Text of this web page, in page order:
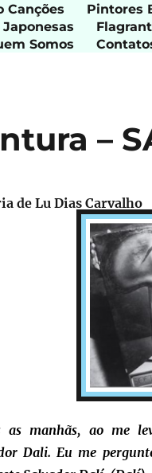
Canções Pintores
Somos
–
de Lu Dias Carvalho
as manhãs, ao me
Dali. Eu me